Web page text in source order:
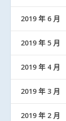
2019 年 6 月
2019 年 5 月
2019 年 4 月
2019 年 3 月
2019 年 2 月